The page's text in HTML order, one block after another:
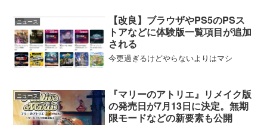
ニュース
【改良】ブラウザやPS5のPSス
トアなどに体験版一覧項目が追加
される
今更過ぎるけどやらないよりはマシ
ニュース
『マリーのアトリエ』リメイク版
の発売日が7月13日に決定。無期
限モードなどの新要素も公開